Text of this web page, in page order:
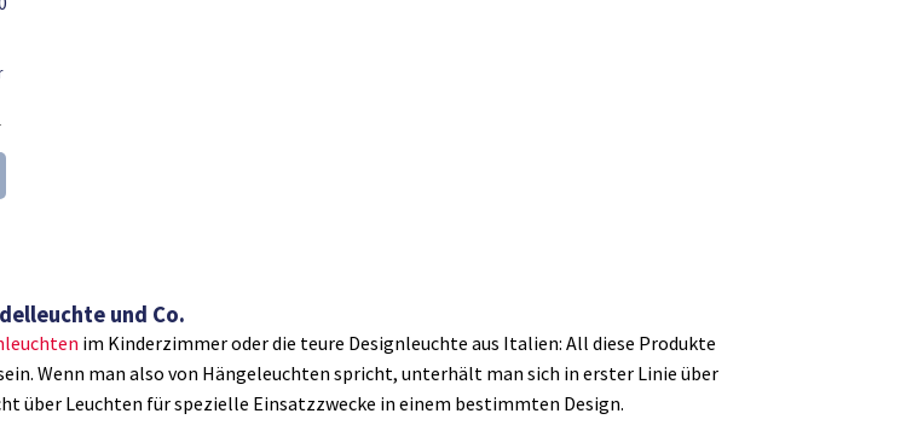
und Co.
im Kinderzimmer oder die teure Designleuchte aus Italien: All diese Produkte
Wenn man also von Hängeleuchten spricht, unterhält man sich in erster Linie über
über Leuchten für spezielle Einsatzzwecke in einem bestimmten Design.